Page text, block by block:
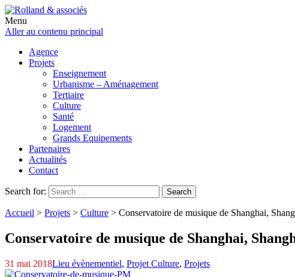
Menu
Aller au contenu principal
Agence
Projets
Enseignement
Urbanisme – Aménagement
Tertiaire
Culture
Santé
Logement
Grands Equipements
Partenaires
Actualités
Contact
Search for: Search
Accueil > Projets > Culture > Conservatoire de musique de Shanghai,
Conservatoire de musique de Shanghai,
31 mai 2018Lieu évènementiel, Projet Culture, Projets